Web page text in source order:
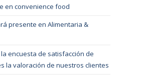
en convenience food
presente en Alimentaria &
encuesta de satisfacción de
la valoración de nuestros clientes